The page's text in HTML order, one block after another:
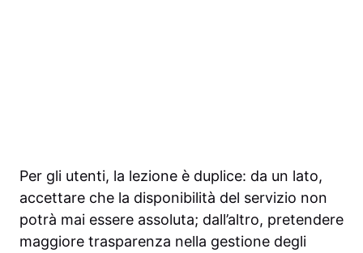
Per gli utenti, la lezione è duplice: da un lato,
accettare che la disponibilità del servizio non
potrà mai essere assoluta; dall’altro, pretendere
maggiore trasparenza nella gestione degli